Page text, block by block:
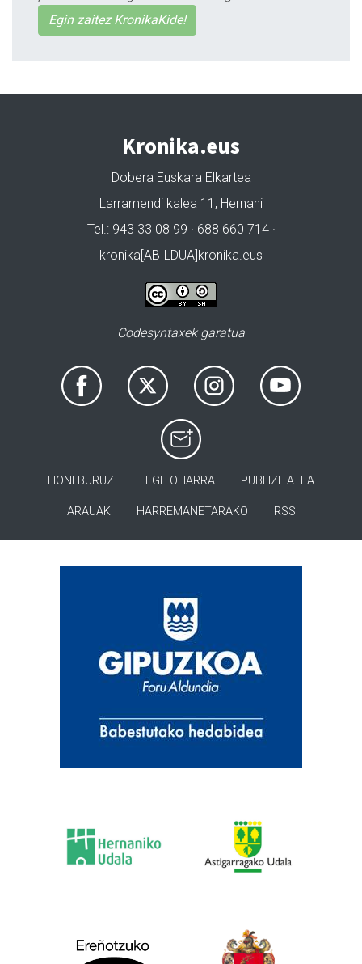
Egin zaitez KronikaKide!
Kronika.eus
Dobera Euskara Elkartea
Larramendi kalea 11, Hernani
Tel.: 943 33 08 99 · 688 660 714 ·
kronika[ABILDUA]kronika.eus
Codesyntaxek garatua
HONI BURUZ LEGE OHARRA PUBLIZITATEA
ARAUAK HARREMANETARAKO RSS